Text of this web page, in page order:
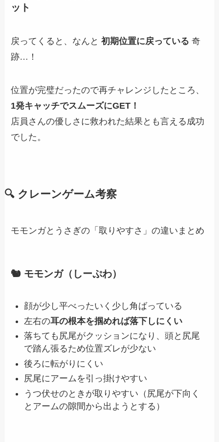
ット
戻ってくると、なんと初期位置に戻っている 奇
跡…！
位置が完璧だったので再チャレンジしたところ、
1発キャッチでスムーズにGET！
店員さんの優しさに救われた結果とも言える成功
でした。
🔍 クレーンゲーム考察
モモンガとうさぎの「取りやすさ」の違いまとめ
🐿️ モモンガ（しーぷわ）
顔が少し平べったいく少し角ばっている
左右の耳の根本を掴めれば落下しにくい
落ちても尻尾がクッションになり、頭と尻尾
で踏ん張るため位置ズレが少ない
後ろに転がりにくい
尻尾にアームを引っ掛けやすい
うつ伏せのときが取りやすい（尻尾が下向く
とアームの隙間から出ようとする）